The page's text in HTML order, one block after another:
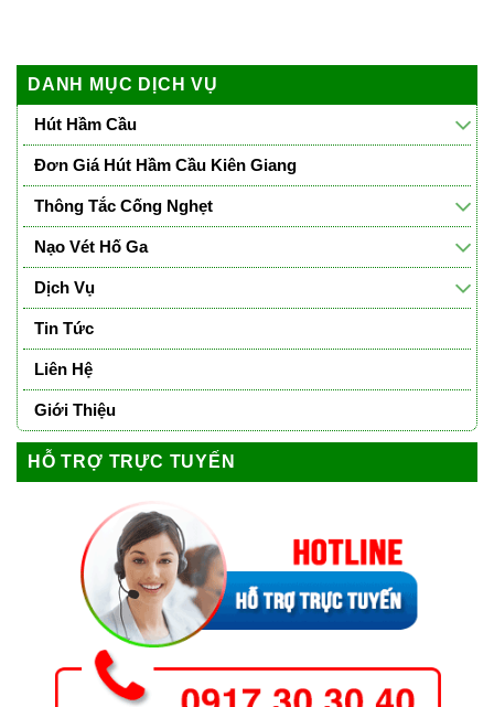
DANH MỤC DỊCH VỤ
Hút Hầm Cầu
Đơn Giá Hút Hầm Cầu Kiên Giang
Thông Tắc Cống Nghẹt
Nạo Vét Hố Ga
Dịch Vụ
Tin Tức
Liên Hệ
Giới Thiệu
HỖ TRỢ TRỰC TUYẾN